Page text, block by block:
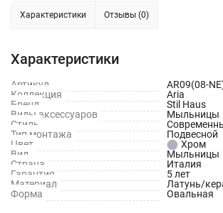
Характеристики Отзывы (0)
Характеристики
Артикул
AR09(08-
Коллекция
Aria
Бренд
Stil Haus
Виды аксессуаров
Мыльницы
Стиль
Тип монтажа
Подвесной
Цвет
Хром
Вид
Мыльницы
Страна
Италия
Гарантия
5 лет
Материал
Латунь/
Форма
Овальная